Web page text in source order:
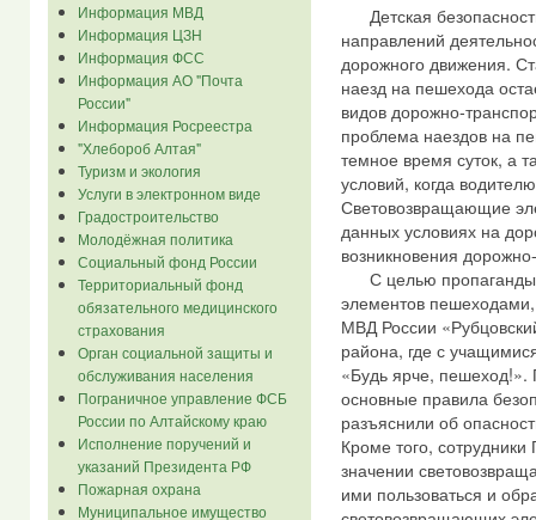
Информация МВД
Информация ЦЗН
Информация ФСС
Информация АО "Почта
России"
Информация Росреестра
"Хлебороб Алтая"
Туризм и экология
Услуги в электронном виде
Градостроительство
Молодёжная политика
Социальный фонд России
Территориальный фонд
обязательного медицинского
страхования
Орган социальной защиты и
обслуживания населения
Пограничное управление ФСБ
России по Алтайскому краю
Исполнение поручений и
указаний Президента РФ
Пожарная охрана
Муниципальное имущество
Детская
направлений
дорожного движения.
наезд на пешехода
видов дорожно-
проблема наездов на
темное время суток, а
условий, когда
Световозвращающие
данных условиях на
возникновения
С целью пропаганды
элементов
МВД России
района, где с
«Будь ярче,
основные правила
разъяснили об
Кроме того,
значении
ими пользоваться и